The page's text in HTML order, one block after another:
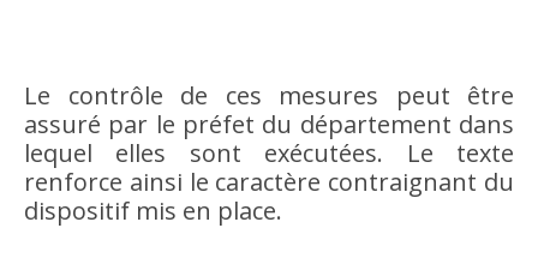
Le contrôle de ces mesures peut être
assuré par le préfet du département dans
lequel elles sont exécutées. Le texte
renforce ainsi le caractère contraignant du
dispositif mis en place.